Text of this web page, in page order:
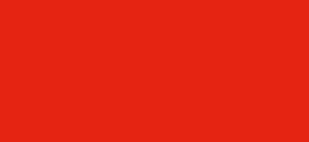
zawiera
autorstwa kobiet. Piszące są kategorią
pisania. Choć zanurzone są w różnych językach,